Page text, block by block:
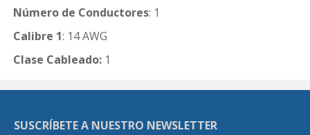
Número de Conductores: 1
Calibre 1: 14 AWG
Clase Cableado: 1
SUSCRÍBETE A NUESTRO NEWSLETTER